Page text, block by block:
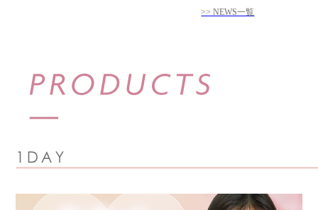
>> NEWS一覧